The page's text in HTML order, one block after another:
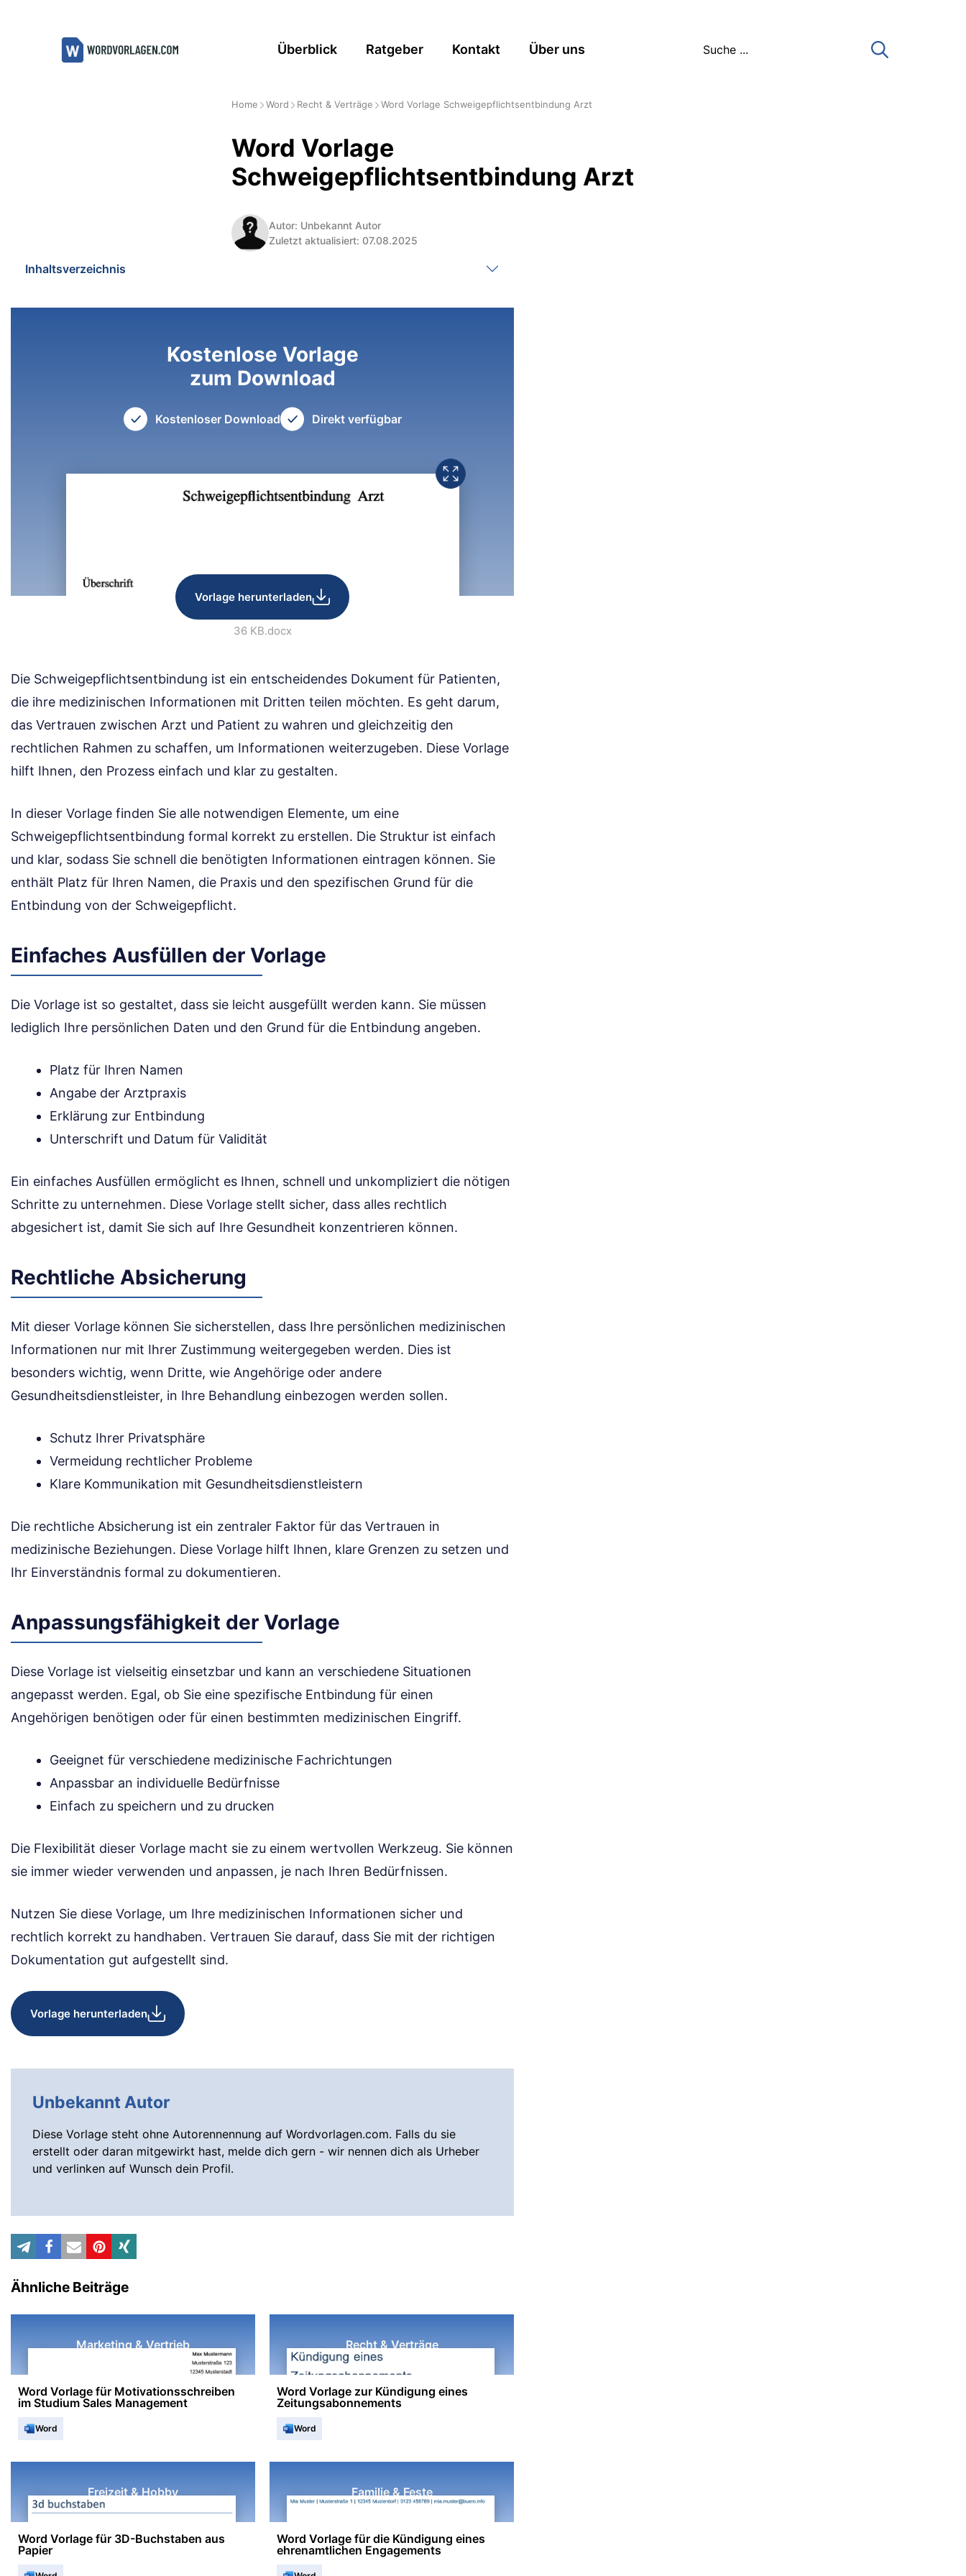
Überblick Ratgeber Kontakt Über uns
Home Word Recht & Verträge Word Vorlage Schweigepflichtsentbindung Arzt
Word Vorlage
Schweigepflichtsentbindung Arzt
Autor: Unbekannt Autor
Zuletzt aktualisiert: 07.08.2025
Inhaltsverzeichnis
Kostenlose Vorlage
zum Download
Kostenloser Download Direkt verfügbar
Vorlage herunterladen
36 KB.docx
Die Schweigepflichtsentbindung ist ein entscheidendes Dokument für Patienten,
die ihre medizinischen Informationen mit Dritten teilen möchten. Es geht darum,
das Vertrauen zwischen Arzt und Patient zu wahren und gleichzeitig den
rechtlichen Rahmen zu schaffen, um Informationen weiterzugeben. Diese Vorlage
hilft Ihnen, den Prozess einfach und klar zu gestalten.
In dieser Vorlage finden Sie alle notwendigen Elemente, um eine
Schweigepflichtsentbindung formal korrekt zu erstellen. Die Struktur ist einfach
und klar, sodass Sie schnell die benötigten Informationen eintragen können. Sie
enthält Platz für Ihren Namen, die Praxis und den spezifischen Grund für die
Entbindung von der Schweigepflicht.
Einfaches Ausfüllen der Vorlage
Die Vorlage ist so gestaltet, dass sie leicht ausgefüllt werden kann. Sie müssen
lediglich Ihre persönlichen Daten und den Grund für die Entbindung angeben.
Platz für Ihren Namen
Angabe der Arztpraxis
Erklärung zur Entbindung
Unterschrift und Datum für Validität
Ein einfaches Ausfüllen ermöglicht es Ihnen, schnell und unkompliziert die nötigen
Schritte zu unternehmen. Diese Vorlage stellt sicher, dass alles rechtlich
abgesichert ist, damit Sie sich auf Ihre Gesundheit konzentrieren können.
Rechtliche Absicherung
Mit dieser Vorlage können Sie sicherstellen, dass Ihre persönlichen medizinischen
Informationen nur mit Ihrer Zustimmung weitergegeben werden. Dies ist
besonders wichtig, wenn Dritte, wie Angehörige oder andere
Gesundheitsdienstleister, in Ihre Behandlung einbezogen werden sollen.
Schutz Ihrer Privatsphäre
Vermeidung rechtlicher Probleme
Klare Kommunikation mit Gesundheitsdienstleistern
Die rechtliche Absicherung ist ein zentraler Faktor für das Vertrauen in
medizinische Beziehungen. Diese Vorlage hilft Ihnen, klare Grenzen zu setzen und
Ihr Einverständnis formal zu dokumentieren.
Anpassungsfähigkeit der Vorlage
Diese Vorlage ist vielseitig einsetzbar und kann an verschiedene Situationen
angepasst werden. Egal, ob Sie eine spezifische Entbindung für einen
Angehörigen benötigen oder für einen bestimmten medizinischen Eingriff.
Geeignet für verschiedene medizinische Fachrichtungen
Anpassbar an individuelle Bedürfnisse
Einfach zu speichern und zu drucken
Die Flexibilität dieser Vorlage macht sie zu einem wertvollen Werkzeug. Sie können
sie immer wieder verwenden und anpassen, je nach Ihren Bedürfnissen.
Nutzen Sie diese Vorlage, um Ihre medizinischen Informationen sicher und
rechtlich korrekt zu handhaben. Vertrauen Sie darauf, dass Sie mit der richtigen
Dokumentation gut aufgestellt sind.
Vorlage herunterladen
Unbekannt Autor
Diese Vorlage steht ohne Autorennennung auf Wordvorlagen.com. Falls du sie
erstellt oder daran mitgewirkt hast, melde dich gern - wir nennen dich als Urheber
und verlinken auf Wunsch dein Profil.
Ähnliche Beiträge
Marketing & Vertrieb
Word Vorlage für Motivationsschreiben
im Studium Sales Management
Word
Recht & Verträge
Word Vorlage zur Kündigung eines
Zeitungsabonnements
Word
Freizeit & Hobby
Word Vorlage für 3D-Buchstaben aus
Papier
Familie & Feste
Word Vorlage für die Kündigung eines
ehrenamtlichen Engagements